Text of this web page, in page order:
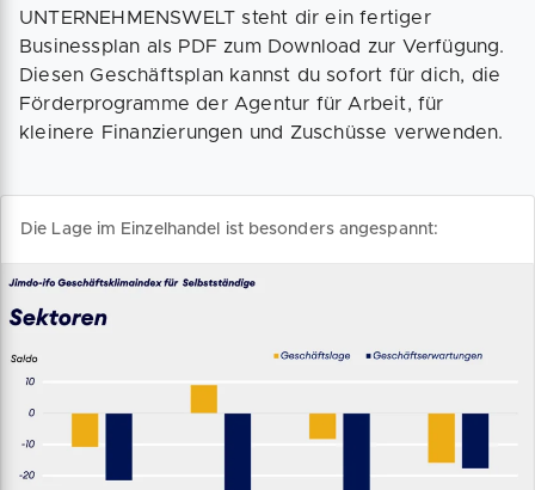
UNTERNEHMENSWELT steht dir ein fertiger
Businessplan als PDF zum Download zur Verfügung.
Diesen Geschäftsplan kannst du sofort für dich, die
Förderprogramme der Agentur für Arbeit, für
kleinere Finanzierungen und Zuschüsse verwenden.
Die Lage im Einzelhandel ist besonders angespannt: